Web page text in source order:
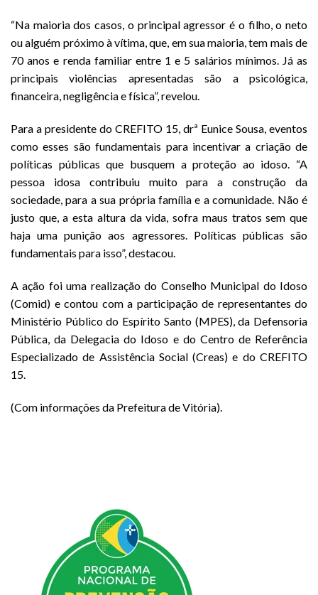
“Na maioria dos casos, o principal agressor é o filho, o neto
ou alguém próximo à vítima, que, em sua maioria, tem mais de
70 anos e renda familiar entre 1 e 5 salários mínimos. Já as
principais violências apresentadas são a psicológica,
financeira, negligência e física”, revelou.
Para a presidente do CREFITO 15, drª Eunice Sousa, eventos
como esses são fundamentais para incentivar a criação de
políticas públicas que busquem a proteção ao idoso. “A
pessoa idosa contribuiu muito para a construção da
sociedade, para a sua própria família e a comunidade. Não é
justo que, a esta altura da vida, sofra maus tratos sem que
haja uma punição aos agressores. Políticas públicas são
fundamentais para isso”, destacou.
A ação foi uma realização do Conselho Municipal do Idoso
(Comid) e contou com a participação de representantes do
Ministério Público do Espírito Santo (MPES), da Defensoria
Pública, da Delegacia do Idoso e do Centro de Referência
Especializado de Assistência Social (Creas) e do CREFITO
15.
(Com informações da Prefeitura de Vitória).